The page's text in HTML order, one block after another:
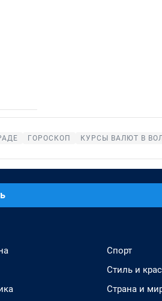
ГОРОСКОП КУРСЫ ВАЛЮТ В
Спорт
Стиль и
Страна и